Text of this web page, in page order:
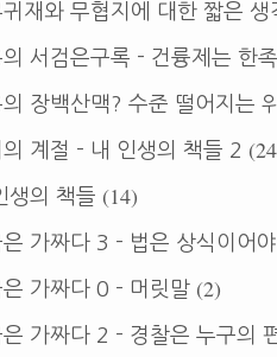
귀재와 무협지에 대한 짧은
의 서검은구록 - 건륭제는 한
의 장백산맥? 수준 떨어지는
계절 - 내 인생의 책들 2
생의 책들 (14)
은 가짜다 3 - 법은 상식이어
은 가짜다 0 - 머릿말 (2)
은 가짜다 2 - 경찰은 누구의